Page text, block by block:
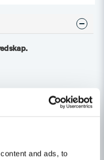
and ads, to